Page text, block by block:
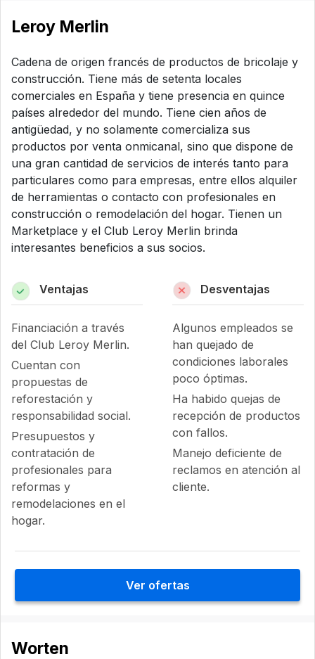
Leroy Merlin
Cadena de origen francés de productos de bricolaje y
construcción. Tiene más de setenta locales
comerciales en España y tiene presencia en quince
países alrededor del mundo. Tiene cien años de
antigüedad, y no solamente comercializa sus
productos por venta onmicanal, sino que dispone de
una gran cantidad de servicios de interés tanto para
particulares como para empresas, entre ellos alquiler
de herramientas o contacto con profesionales en
construcción o remodelación del hogar. Tienen un
Marketplace y el Club Leroy Merlin brinda
interesantes beneficios a sus socios.
Ventajas
Financiación a través
del Club Leroy Merlin.
Cuentan con
propuestas de
reforestación y
responsabilidad social.
Presupuestos y
contratación de
profesionales para
reformas y
remodelaciones en el
hogar.
Desventajas
Algunos empleados se
han quejado de
condiciones laborales
poco óptimas.
Ha habido quejas de
recepción de productos
con fallos.
Manejo deficiente de
reclamos en atención al
cliente.
Ver ofertas
Worten